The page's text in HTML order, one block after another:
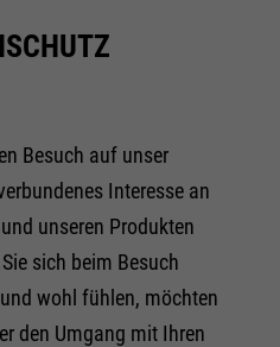
Besuch auf unser
Interesse an
unseren Produkten
sich beim Besuch
wohl fühlen, möchten
den Umgang mit Ihren